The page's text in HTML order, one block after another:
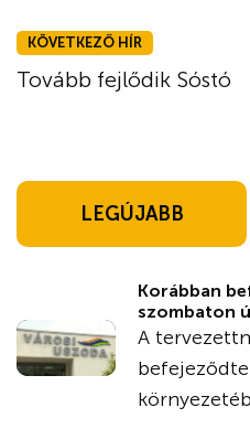
KÖVETKEZŐ HÍR
Tovább fejlődik Sóstó
LEGÚJABB
Korábban
szombaton
A